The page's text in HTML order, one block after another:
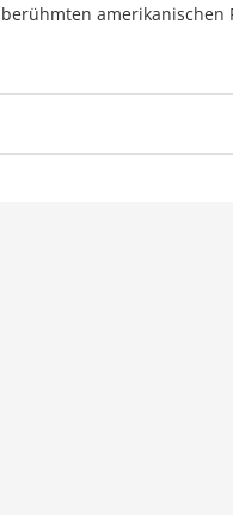
amerikanischen